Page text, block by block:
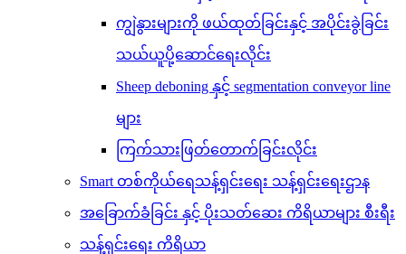
ကျွဲနွားများကို ဖယ်ထုတ်ခြင်းနှင့် အပိုင်းခွဲခြင်း
သယ်ယူပို့ဆောင်ရေးလိုင်း
Sheep deboning နှင့် segmentation conveyor line
များ
ကြက်သားဖြတ်တောက်ခြင်းလိုင်း
Smart တစ်ကိုယ်ရေသန့်ရှင်းရေး သန့်ရှင်းရေးဌာန
အခြောက်ခံခြင်း နှင့် ပိုးသတ်ဆေး ကိရိယာများ စီးရီး
သန့်ရှင်းရေး ကိရိယာ